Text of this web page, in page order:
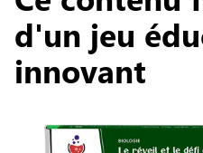
d'un jeu
innovant